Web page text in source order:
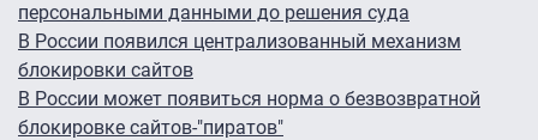
персональными данными до решения суда
В России появился централизованный механизм
блокировки сайтов
В России может появиться норма о безвозвратной
блокировке сайтов-"пиратов"